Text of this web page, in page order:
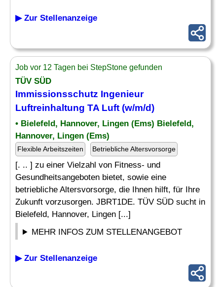
▶ Zur Stellenanzeige
Job vor 12 Tagen bei StepStone gefunden
TÜV SÜD
Immissionsschutz Ingenieur
Luftreinhaltung TA Luft (w/m/d)
• Bielefeld, Hannover, Lingen (Ems) Bielefeld,
Hannover, Lingen (Ems)
Flexible Arbeitszeiten Betriebliche Altersvorsorge
[. .. ] zu einer Vielzahl von Fitness- und
Gesundheitsangeboten bietet, sowie eine
betriebliche Altersvorsorge, die Ihnen hilft, für Ihre
Zukunft vorzusorgen. JBRT1DE. TÜV SÜD sucht in
Bielefeld, Hannover, Lingen [...]
MEHR INFOS ZUM STELLENANGEBOT
▶ Zur Stellenanzeige